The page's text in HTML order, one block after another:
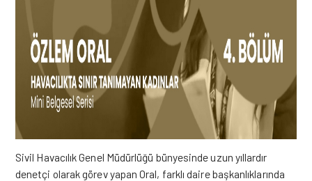
Sivil Havacılık Genel Müdürlüğü bünyesinde uzun yıllardır
denetçi olarak görev yapan Oral, farklı daire başkanlıklarında